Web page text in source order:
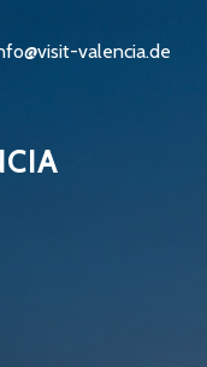
valencia.de